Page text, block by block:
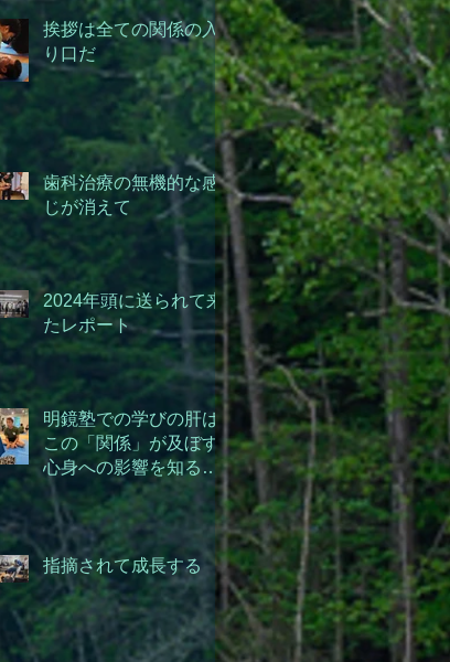
挨拶は全ての関係の入
り口だ
歯科治療の無機的な感
じが消えて
2024年頭に送られて来
たレポート
明鏡塾での学びの肝は
この「関係」が及ぼす
心身への影響を知るこ
とにある。
指摘されて成長する